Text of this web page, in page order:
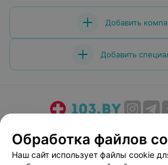
Добавить
Добавить
Медицинский маркетинг
Пользовательское соглашение
Обработка файлов
Наш сайт использует файлы cookie